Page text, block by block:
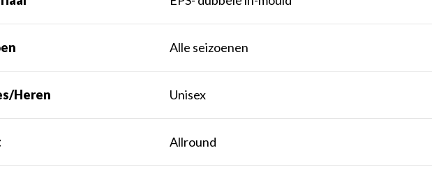
Alle seizoenen
Heren Unisex
Allround